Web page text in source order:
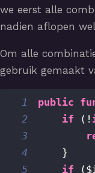
we eerst alle
nadien aflopen
Om alle
gebruik gemaakt
1 public
2
if ( !
3
4
}
5
if (